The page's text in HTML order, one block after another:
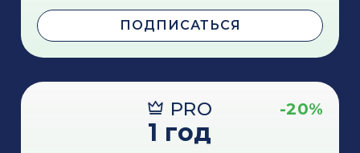
ПОДПИСАТЬСЯ
PRO -20%
1 год